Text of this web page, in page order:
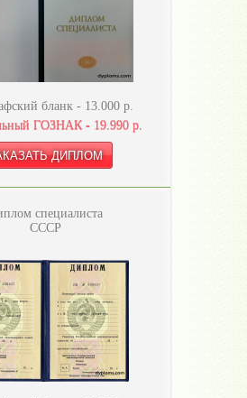
бланк - 13.000р.
ГОЗНАК - 19.990 р.
специалиста
СССР